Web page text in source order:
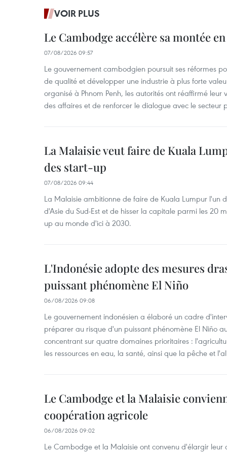
VOIR PLUS
Le Cambodge accélère sa montée
07/08/2026 09:57
Le gouvernement cambodgien poursuit ses réformes
de qualité et développer une industrie à plus forte
organisé à Phnom Penh, les autorités ont réaffirmé
des affaires et de renforcer le dialogue avec le secteur
La Malaisie veut faire de Kuala
des start-up
07/08/2026 09:44
La Malaisie ambitionne de faire de Kuala Lumpur l'un
d'Asie du Sud-Est et de hisser la capitale parmi les 20
up au monde d'ici à 2030.
L'Indonésie adopte des mesures
puissant phénomène El Niño
06/08/2026 09:08
Le gouvernement indonésien a élaboré un cadre
préparer au risque d'un puissant phénomène El Niño
concentrant sur quatre domaines prioritaires :
les ressources en eau, la santé, ainsi que la pêche et
Le Cambodge et la Malaisie
coopération agricole
06/08/2026 09:02
Le Cambodge et la Malaisie ont convenu d'élargir leur